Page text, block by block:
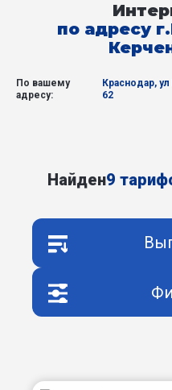
по адресу
По вашему
адресу:
Краснодар,
62
Найден9